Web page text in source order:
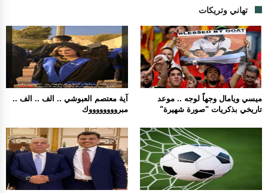
تهاني وتريكات
آية معتصم العبوشي .. الف .. الف ..
مبرووووووووك
ميسي ويامال وجهاً لوجه .. موعد
تاريخي بذكريات "صورة شهيرة"